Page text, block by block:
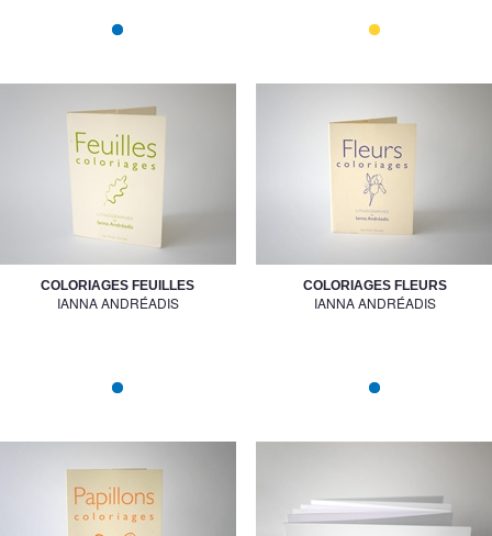
COLORIAGES FEUILLES
IANNA ANDRÉADIS
COLORIAGES FLEURS
IANNA ANDRÉADIS